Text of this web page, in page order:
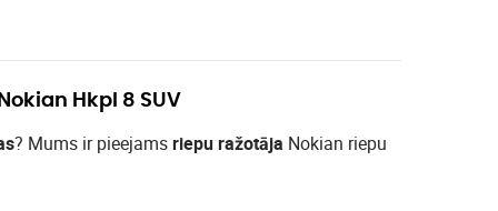
Hkpl 8 SUV
? Mums ir pieejamsriepu ražotāja Nokian riepu